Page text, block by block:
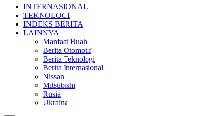
INTERNASIONAL
TEKNOLOGI
INDEKS BERITA
LAINNYA
Manfaat Buah
Berita Otomotif
Berita Teknologi
Berita Internasional
Nissan
Mitsubishi
Rusia
Ukraina